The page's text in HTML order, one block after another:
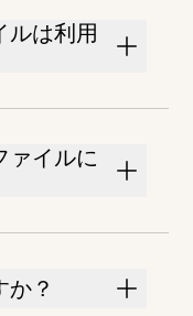
ルは利用
ァイルに
か？